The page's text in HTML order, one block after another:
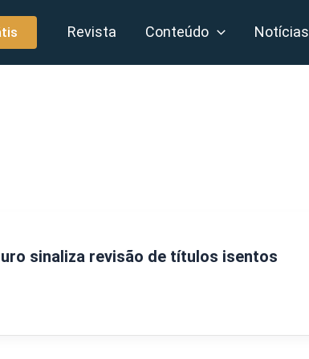
Revista Conteúdo Notícias
sinaliza revisão de títulos isentos